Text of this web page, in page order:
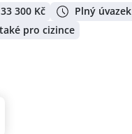
300 Kč
Plný úvazek
pro cizince